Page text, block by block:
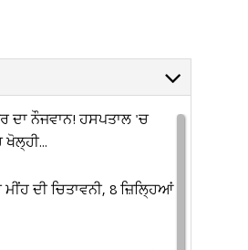
ਨੌਜਵਾਨ! ਹਸਪਤਾਲ 'ਚ
ਦੀ ਚਿਤਾਵਨੀ, 8 ਜ਼ਿਲ੍ਹਿਆਂ